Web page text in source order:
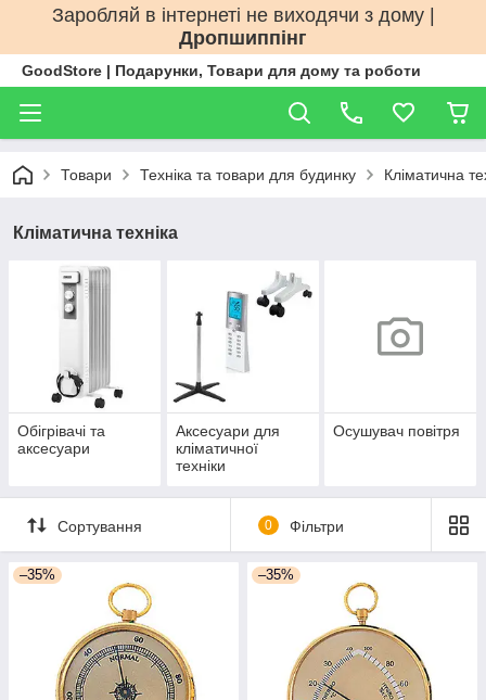
Заробляй в інтернеті не виходячи з дому |
Дропшиппінг
GoodStore | Подарунки, Товари для дому та роботи
Товари Техніка та товари для будинку Кліматична
Кліматична техніка
Обігрівачі та
аксесуари
Аксесуари для
кліматичної
техніки
Осушувач повітря
Сортування 0 Фільтри
–35% –35%